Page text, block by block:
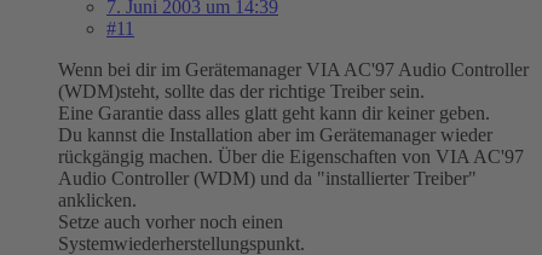
7. Juni 2003 um 14:39
#11
Wenn bei dir im Gerätemanager VIA AC'97 Audio Controller
(WDM)steht, sollte das der richtige Treiber sein.
Eine Garantie dass alles glatt geht kann dir keiner geben.
Du kannst die Installation aber im Gerätemanager wieder
rückgängig machen. Über die Eigenschaften von VIA AC'97
Audio Controller (WDM) und da "installierter Treiber"
anklicken.
Setze auch vorher noch einen
Systemwiederherstellungspunkt.